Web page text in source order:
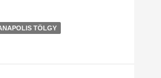
TÖLGY